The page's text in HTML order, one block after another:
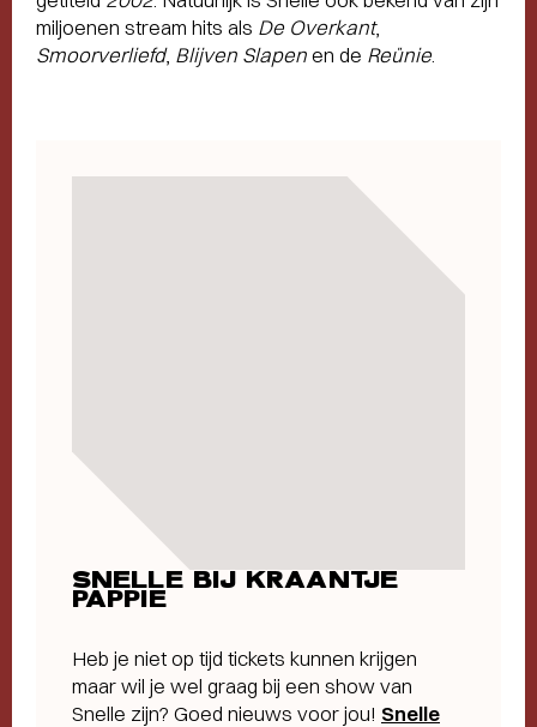
miljoenen stream hits als De Overkant,
Smoorverliefd, Blijven Slapenen de Reünie
SNELLE BIJ KRAANTJE
PAPPIE
Heb je niet op tijd tickets kunnen krijgen
maar wil je wel graag bij een show van
Snelle zijn? Goed nieuws voor jou! Snelle